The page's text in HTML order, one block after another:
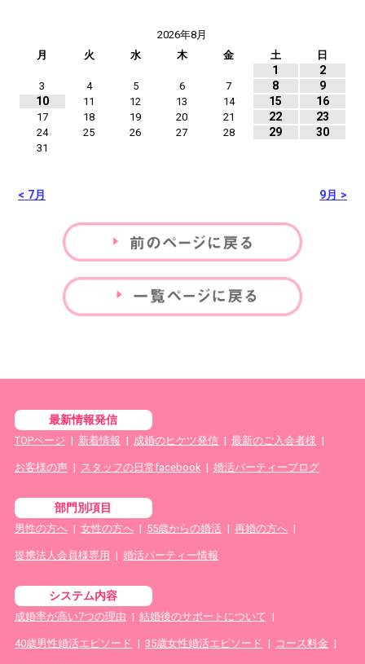
2026年8月
月
火 水 木 金 土 日
1 2
3 4 5 6 7 8
9
10
11 12 13 14 15 16
17 18 19 20 21 22 23
24 25 26 27 28 29 30
31
< 7月 9月 >
最新情報発信
TOPページ | 新着情報 | 成婚のヒケツ発信 | 最新のご入会者様 |
お客様の声| スタッフの日常facebook | 婚活パーティーブログ
部門別項目
男性の方へ| 女性の方へ | 55歳からの婚活 | 再婚の方へ |
提携法人会員様専用 | 婚活パーティー情報
システム内容
成婚率が高い7つの理由 | 結婚後のサポートについて |
40歳男性婚活エピソード | 35歳女性婚活エピソード | コース料金 |